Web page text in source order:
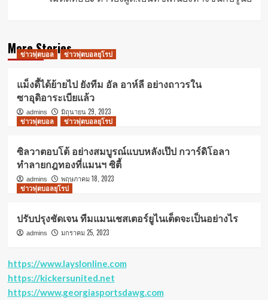
More Stories
ข่าวฟุตบอล ข่าวฟุตบอลยุโรป
แม็งดี้ได้ย้ายไป ยังทีม อัล อาห์ลี อย่างถาวรใน
ซาอุดิอาระเบียแล้ว
admins
มิถุนายน 29, 2023
ข่าวฟุตบอล
ข่าวฟุตบอลยุโรป
ซิลวาตอบโต้ อย่างสมบูรณ์แบบหลังเป๊ป กวาร์ดิโอลา
ทำลายกฎทองที่แมนฯ ซิตี้
admins
พฤษภาคม 18, 2023
ข่าวฟุตบอลยุโรป
ปรับปรุงชัดเจน ทีมแมนเชสเตอร์ยูไนเต็ดจะเป็นอย่างไร
admins มกราคม 25, 2023
https://www.layslonline.com
https://kickersunited.net
https://www.georgiasportsdawg.com